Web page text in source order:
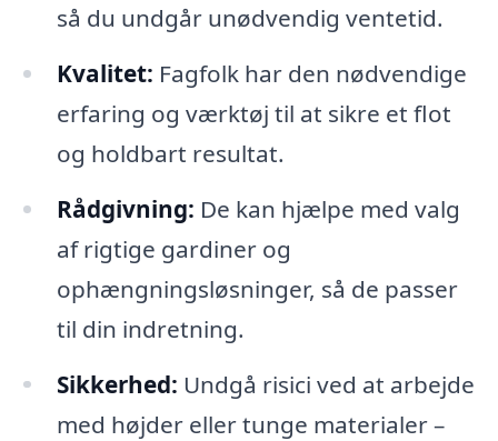
så du undgår unødvendig ventetid.
Kvalitet: Fagfolk har den nødvendige
erfaring og værktøj til at sikre et flot
og holdbart resultat.
Rådgivning: De kan hjælpe med valg
af rigtige gardiner og
ophængningsløsninger, så de passer
til din indretning.
Sikkerhed: Undgå risici ved at arbejde
med højder eller tunge materialer –